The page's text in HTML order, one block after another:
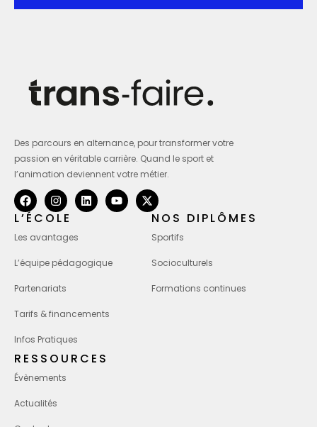
Des parcours en alternance, pour transformer votre
passion en véritable carrière. Quand le sport et
l’animation deviennent votre métier.
L’ÉCOLE
Les avantages
L’équipe pédagogique
Partenariats
Tarifs & financements
Infos Pratiques
NOS DIPLÔMES
Sportifs
Socioculturels
Formations continues
RESSOURCES
Évènements
Actualités